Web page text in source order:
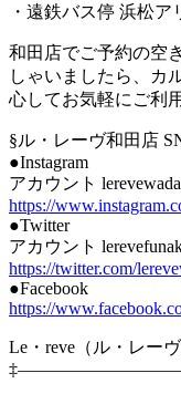
・遠鉄バス停 浜松ア
和田店でご予約の空
しゃいましたら、カ
心してお気軽にご利
§ル・レーヴ和田店
●Instagram
アカウント lerevewada
https://
●Twitter
アカウント
https://twitter.com/
●Facebook
https://
Le・reve（ル・レー